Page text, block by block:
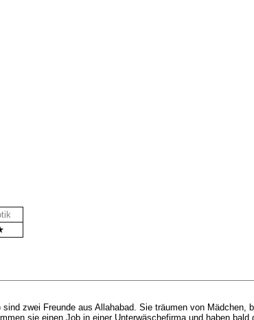
zwei Freunde aus Allahabad. Sie träumen von
sie einen Job in einer Unterwäschefirma und haben bald